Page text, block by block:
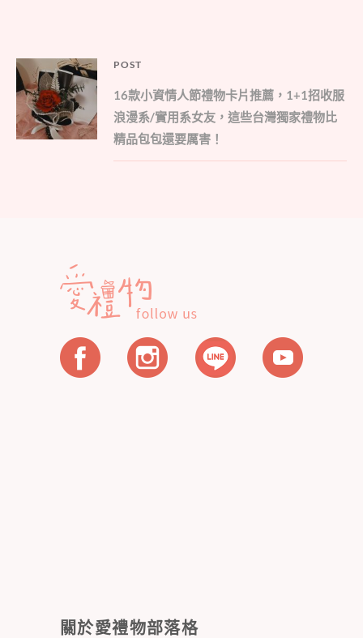
文
章
導
覽
POST
Parent
post:
16款小資情人節禮物卡片推薦，1+1招收服
浪漫系/實用系女友，這些台灣獨家禮物比
精品包包還要厲害！
關於愛禮物部落格